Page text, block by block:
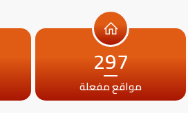
297
مواقع مفعلة